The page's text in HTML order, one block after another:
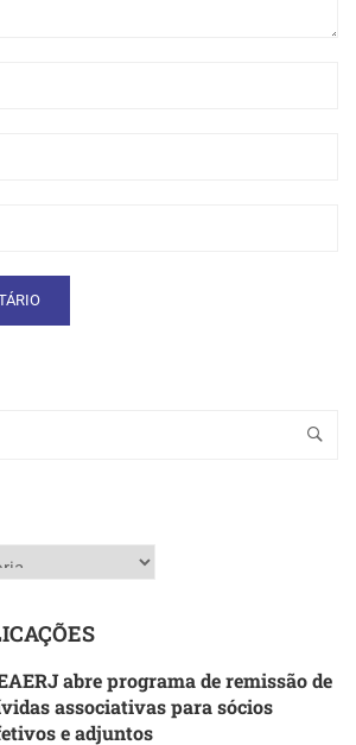
abre programa de remissão de
associativas para sócios
e adjuntos